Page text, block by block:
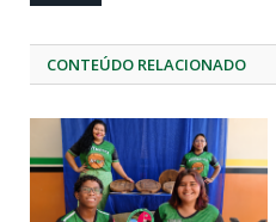
CONTEÚDO RELACIONADO